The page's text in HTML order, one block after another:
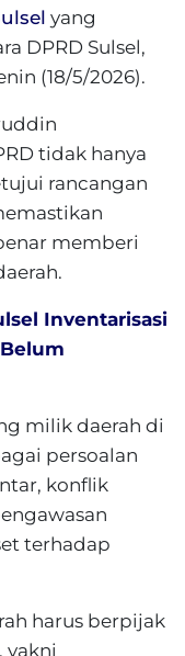
yang
DPRD Sulsel,
(18/5/2026).
tidak hanya
rancangan
memberi
Inventarisasi
milik daerah di
persoalan
konflik
terhadap
harus berpijak
yakni